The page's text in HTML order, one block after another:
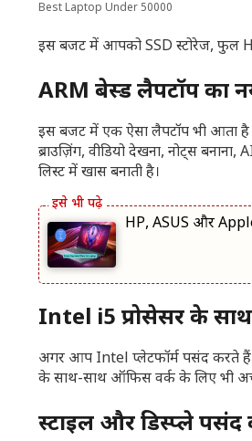
Best Laptop Under 50000
इस बजट में आपको SSD स्टोरेज, फुल
ARM बेस्ड लैपटॉप का
इस बजट में एक ऐसा लैपटॉप भी आता है
ब्राउज़िंग, वीडियो देखना, नोट्स
लिस्ट में खास बनाती है।
HP, ASUS और
Intel i5 प्रोसेसर के
अगर आप Intel प्लेटफॉर्म पसंद करते हैं
के साथ-साथ ऑफिस वर्क के लिए भी
स्टाइल और डिस्प्ले पसंद